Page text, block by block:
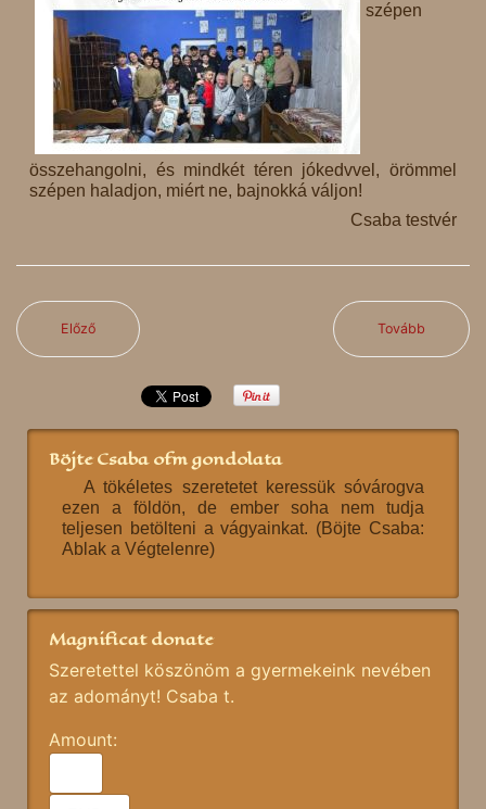
szépen
összehangolni, és mindkét téren jókedvvel, örömmel
szépen haladjon, miért ne, bajnokká váljon!
Csaba testvér
Előző Tovább
Böjte Csaba ofm gondolata
A tökéletes szeretetet keressük sóvárogva
ezen a földön, de ember soha nem tudja
teljesen betölteni a vágyainkat. (Böjte Csaba:
Ablak a Végtelenre)
Magnificat donate
Szeretettel köszönöm a gyermekeink nevében
az adományt! Csaba t.
Amount: